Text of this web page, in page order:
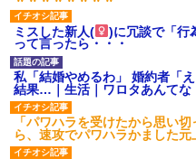
後続車にクラクションを鳴ら
され彼氏が逆切れ。「何クラク
ション鳴らしてんだ！降りてこ
いよ！」と怒鳴りだし...
【衝撃】報酬100万円超の治験
募集がこちらｗｗｗｗｗ(※画像
あり)
【ネット騒然】惨殺されたタ
ワマン頂き女子のこの動画、す
げえええええｗｗｗｗｗｗｗｗ
ｗｗｗ
ミスした新人(
)に冗談で「行
って言ったら・・・
私「結婚やめるわ」 婚約者「
結果…｜生活｜ワロタあんて
「パワハラを受けたから思い
ら、速攻でパワハラかました元